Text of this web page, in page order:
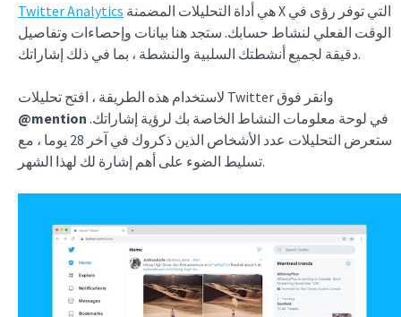
Twitter Analytics
الوقت الفعلي لنشاط حسابك. ستجد هنا بيانات وإحصاءات وتفاصيل
دقيقة لجميع أنشطتك السلبية والنشطة ، بما في ذلك إشاراتك.
لاستخدام هذه الطريقة ، افتح تحليلات Twitter وانقر فوق
@mention
ستعرض التحليلات عدد الأشخاص الذين ذكروك في آخر 28 يوما ، مع
تسليط الضوء على أهم إشارة لك لهذا الشهر.